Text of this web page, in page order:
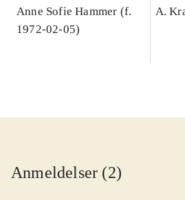
Anne Sofie Hammer (f.
1972-02-05)
A.
Anmeldelser (2)